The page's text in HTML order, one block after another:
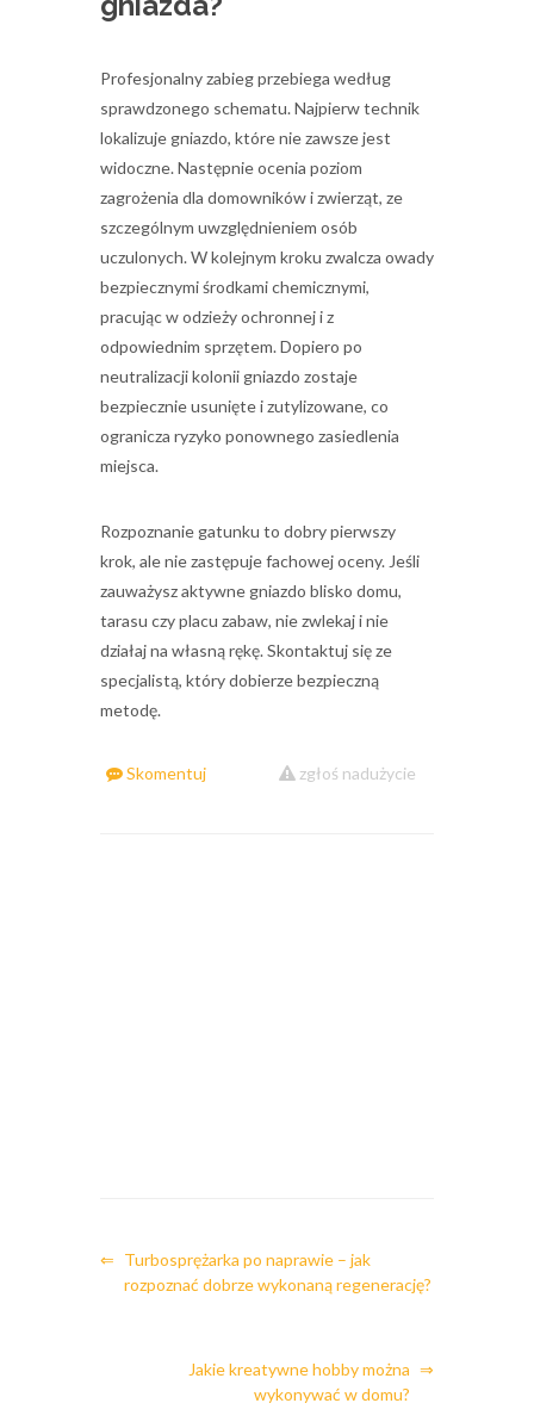
Profesjonalny zabieg przebiega według
sprawdzonego schematu. Najpierw technik
lokalizuje gniazdo, które nie zawsze jest
widoczne. Następnie ocenia poziom
zagrożenia dla domowników i zwierząt, ze
szczególnym uwzględnieniem osób
uczulonych. W kolejnym kroku zwalcza owady
bezpiecznymi środkami chemicznymi,
pracując w odzieży ochronnej i z
odpowiednim sprzętem. Dopiero po
neutralizacji kolonii gniazdo zostaje
bezpiecznie usunięte i zutylizowane, co
ogranicza ryzyko ponownego zasiedlenia
miejsca.
Rozpoznanie gatunku to dobry pierwszy
krok, ale nie zastępuje fachowej oceny. Jeśli
zauważysz aktywne gniazdo blisko domu,
tarasu czy placu zabaw, nie zwlekaj i nie
działaj na własną rękę. Skontaktuj się ze
specjalistą, który dobierze bezpieczną
metodę.
Skomentuj zgłoś nadużycie
⇐ Turbosprężarka po naprawie – jak
rozpoznać dobrze wykonaną regenerację?
Jakie kreatywne hobby można
wykonywać w domu?
⇒